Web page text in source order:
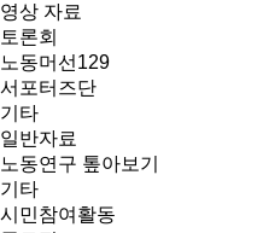
영상 자료
토론회
노동머선129
서포터즈단
기타
일반자료
노동연구 톺아보기
기타
시민참여활동